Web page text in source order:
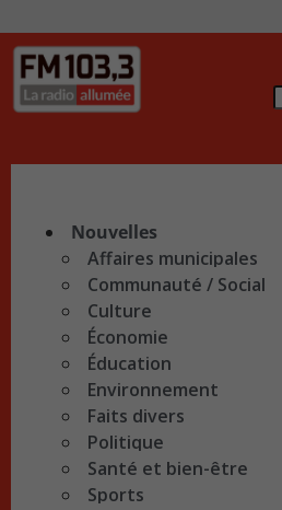
Nouvelles
Affaires municipales
Communauté / Social
Culture
Économie
Éducation
Environnement
Faits divers
Politique
Santé et bien-être
Sports